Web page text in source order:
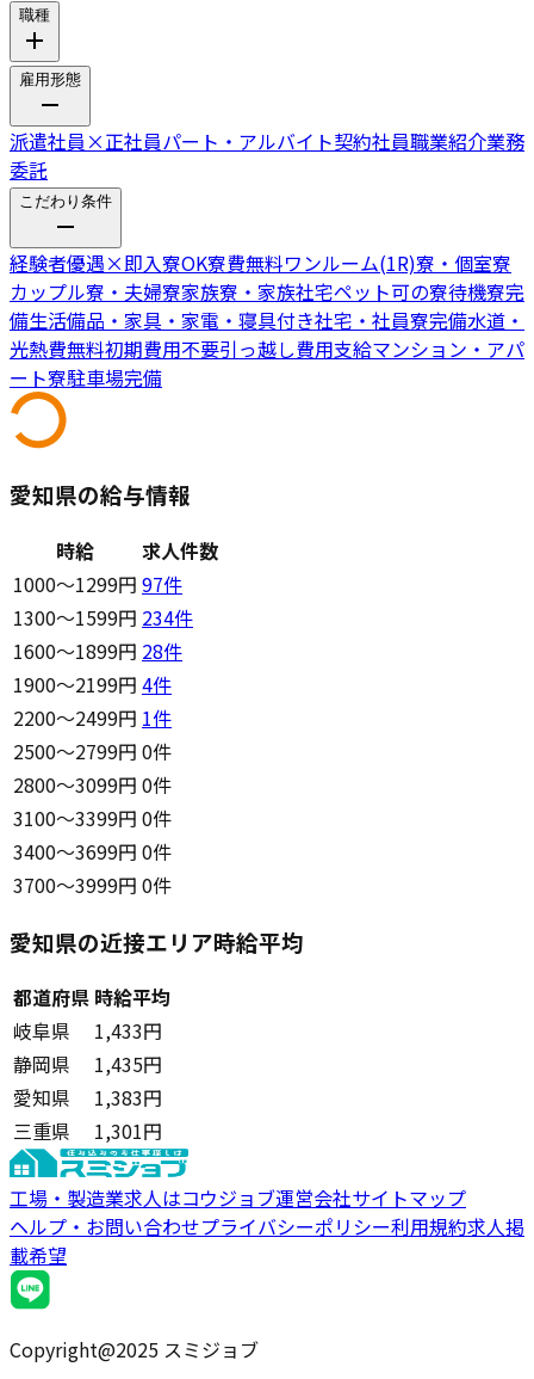
職種
雇用形態
派遣社員 ×正社員パート・アルバイト契約社員職業紹介業務
委託
こだわり条件
経験者優遇×即入寮OK寮費無料ワンルーム(1R)寮・個室寮
カップル寮・夫婦寮家族寮・家族社宅ペット可の寮待機寮完
備生活備品・家具・家電・寝具付き社宅・社員寮完備水道・
光熱費無料初期費用不要引っ越し費用支給マンション・アパ
ート寮駐車場完備
愛知県の給与情報
時給
求人件数
1000〜1299円 97件
1300〜1599円 234件
1600〜1899円 28件
1900〜2199円 4件
2200〜2499円 1件
2500〜2799円 0件
2800〜3099円 0件
3100〜3399円 0件
3400〜3699円 0件
3700〜3999円 0件
愛知県の近接エリア時給平均
都道府県 時給平均
岐阜県
1,433円
静岡県
1,435円
愛知県
1,383円
三重県
1,301円
工場・製造業求人はコウジョブ運営会社サイトマップ
ヘルプ・お問い合わせプライバシーポリシー利用規約求人掲
載希望
Copyright@2025 スミジョブ